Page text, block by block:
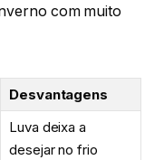
com muito
Desvantagens
Luva deixa a
desejar no frio